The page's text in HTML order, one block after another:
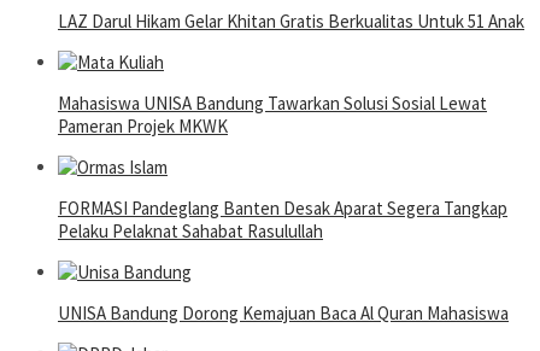
LAZ Darul Hikam Gelar Khitan Gratis Berkualitas Untuk 51 Anak
Mahasiswa UNISA Bandung Tawarkan Solusi Sosial Lewat
Pameran Projek MKWK
FORMASI Pandeglang Banten Desak Aparat Segera Tangkap
Pelaku Pelaknat Sahabat Rasulullah
UNISA Bandung Dorong Kemajuan Baca Al Quran Mahasiswa